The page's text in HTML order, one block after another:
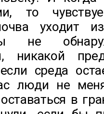
то
уходит
не
никакой
среда
люди не
в